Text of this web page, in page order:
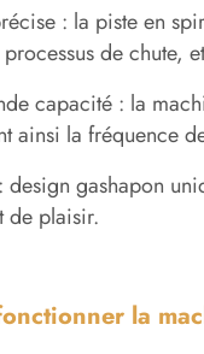
: la piste en
de chute,
capacité : la
ainsi la fréquence
gashapon
de plaisir.
la